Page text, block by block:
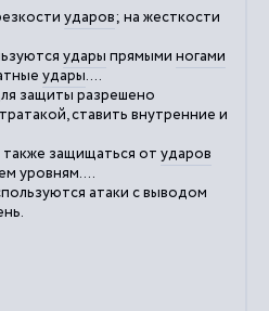
ударов; на жесткости
удары прямыми ногами
удары....
защиты разрешено
ставить внутренние и
защищаться от ударов
уровням....
атаки с выводом